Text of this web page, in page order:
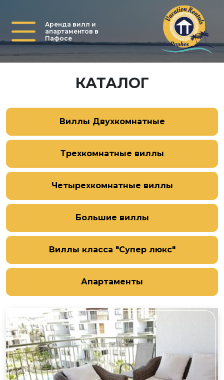
Аренда вилл и
апартаментов в
Пафосе
КАТАЛОГ
Виллы Двухкомнатные
Трехкомнатные виллы
Четырехкомнатные виллы
Большие виллы
Виллы класса "Супер люкс"
Апартаменты